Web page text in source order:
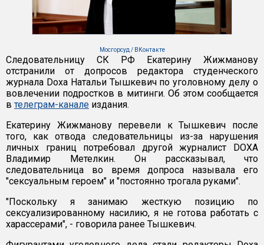
Мосгорсуд / ВКонтакте
Следовательницу СК РФ Екатерину Жижманову
отстранили от допросов редактора студенческого
журнала Doxa Натальи Тышкевич по уголовному делу о
вовлечении подростков в митинги. Об этом сообщается
в телеграм-канале издания.
Екатерину Жижманову перевели к Тышкевич после
того, как отвода следовательницы из-за нарушения
личных границ потребовал другой журналист DOXA
Владимир Метелкин. Он рассказывал, что
следовательница во время допроса называла его
"сексуальным героем" и "постоянно трогала руками".
"Поскольку я занимаю жесткую позицию по
сексуализированному насилию, я не готова работать с
харассерами", - говорила ранее Тышкевич.